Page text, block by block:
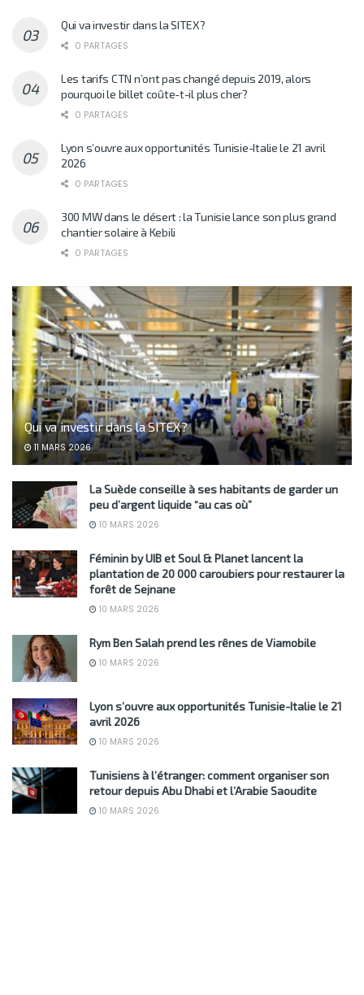
Qui va investir dans la SITEX?
0 PARTAGES
Les tarifs CTN n’ont pas changé depuis 2019, alors
pourquoi le billet coûte-t-il plus cher?
0 PARTAGES
Lyon s’ouvre aux opportunités Tunisie-Italie le 21 avril
2026
0 PARTAGES
300 MW dans le désert : la Tunisie lance son plus grand
chantier solaire à Kebili
0 PARTAGES
Qui va investir dans la SITEX?
11 MARS 2026
La Suède conseille à ses habitants de garder un
peu d’argent liquide “au cas où”
10 MARS 2026
Féminin by UIB et Soul & Planet lancent la
plantation de 20 000 caroubiers pour restaurer la
forêt de Sejnane
10 MARS 2026
Rym Ben Salah prend les rênes de Viamobile
10 MARS 2026
Lyon s’ouvre aux opportunités Tunisie-Italie le 21
avril 2026
10 MARS 2026
Tunisiens à l’étranger: comment organiser son
retour depuis Abu Dhabi et l’Arabie Saoudite
10 MARS 2026